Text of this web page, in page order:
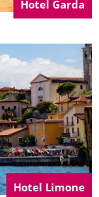
Hotel Garda
Hotel Limone